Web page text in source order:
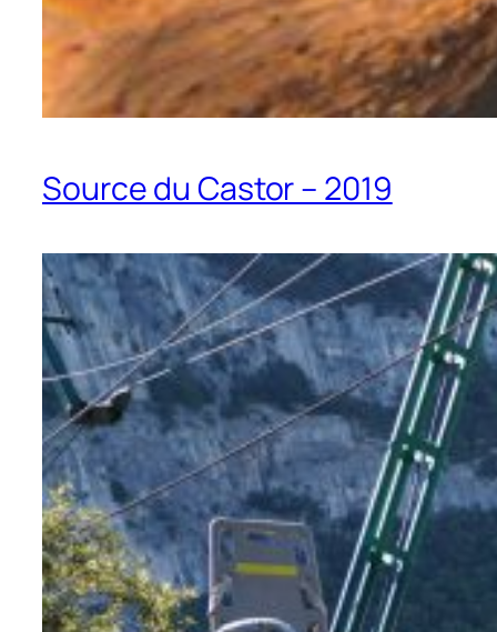
Source du Castor – 2019